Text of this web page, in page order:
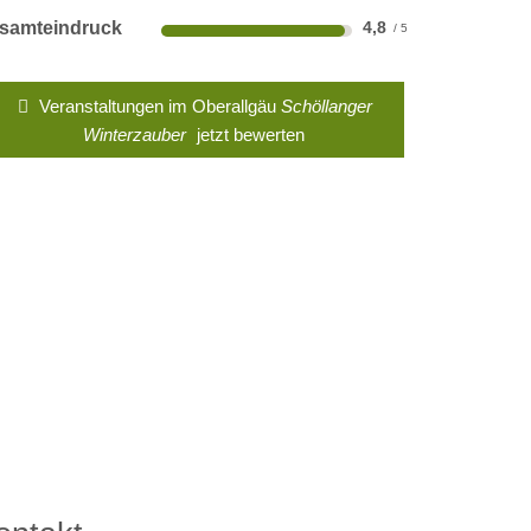
4,8
Veranstaltungen im Oberallgäu Schöllanger
Winterzauber
jetzt bewerten